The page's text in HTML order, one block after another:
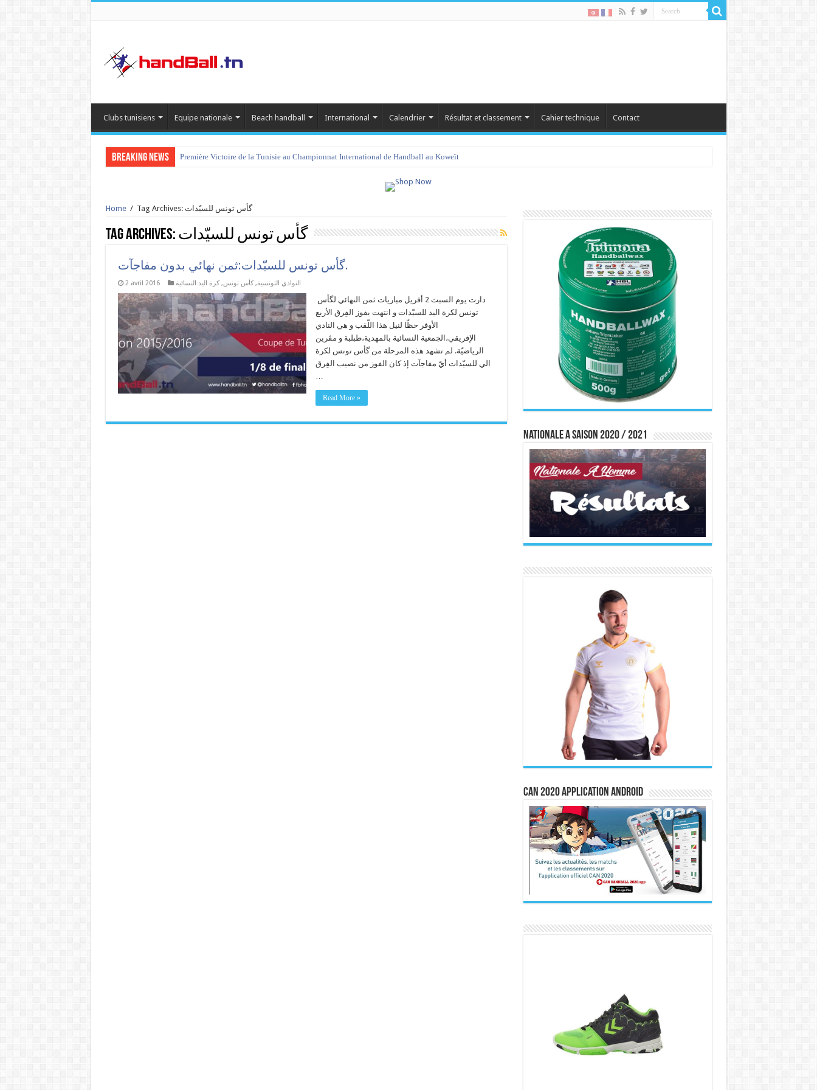
Clubs tunisiens Equipe nationale Beach handball International Calendrier Résultat et classement Cahier technique Contact
Breaking News Première Victoire de la Tunisie au Championnat International de Handball au Koweït
Home / Tag Archives: گأس تونس للسيّدات
Tag Archives: گأس تونس للسيّدات
گأس تونس للسيّدات:ثمن نهائي بدون مفاجآت.
2 avril 2016 النوادي التونسية,كأس تونس,كرة اليد النسائية
تونس لكرة اليد للسيّدات و انتهت بفوز الفِرق الأربع
الأوفر حظّا لنيل هذا اللّقب و هي النادي
الإفريقي،الجمعية النسائية بالمهدية،طبلبة و مڨرين
الرياضيّة. لم تشهد هذه المرحلة من گأس تونس لكرة
الي للسيّدات أيّ مفاجآت إذ كان الفوز من نصيب الفِرق
…
Read More »
Nationale A saison 2020 / 2021
CAN 2020 Application Android